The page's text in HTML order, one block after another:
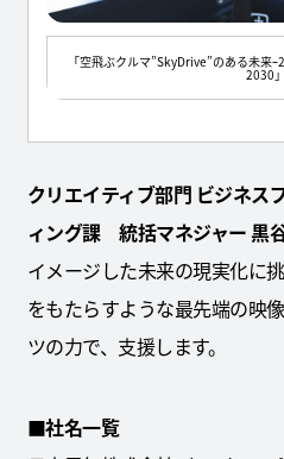
「空飛ぶクルマ”SkyDrive”のある未
2030」
クリエイティブ部門 ビジネス
ィング課 統括マネジャー
イメージした未来の現実化に
をもたらすような最先端の映
ツの力で、支援します。
■社名一覧